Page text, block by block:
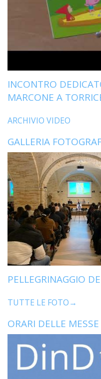
INCONTRO
MARCONE A
ARCHIVIO VIDEO
GALLERIA
PELLEGRINAGGIO
TUTTE LE FOTO→
ORARI DELLE MESSE